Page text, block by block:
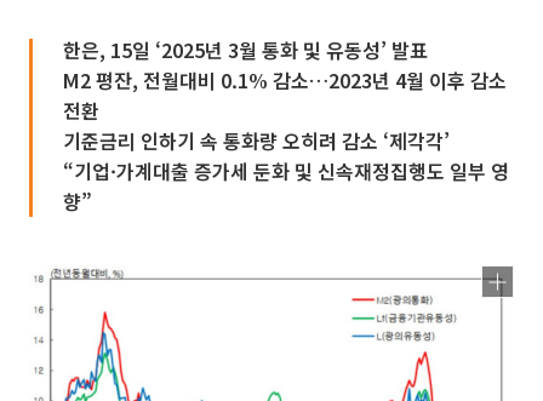
한은, 15일 ‘2025년 3월 통화 및 유동성’ 발표
M2 평잔, 전월대비 0.1% 감소…2023년 4월 이후 감소
전환
기준금리 인하기 속 통화량 오히려 감소 ‘제각각’
“기업·가계대출 증가세 둔화 및 신속재정집행도 일부 영
향”